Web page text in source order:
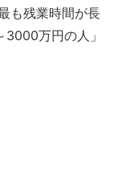
も残業時間が長
万円の人」